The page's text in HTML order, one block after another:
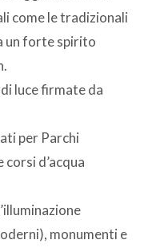
come le tradizionali
un forte spirito
luce firmate da
per Parchi
d’acqua
monumenti e